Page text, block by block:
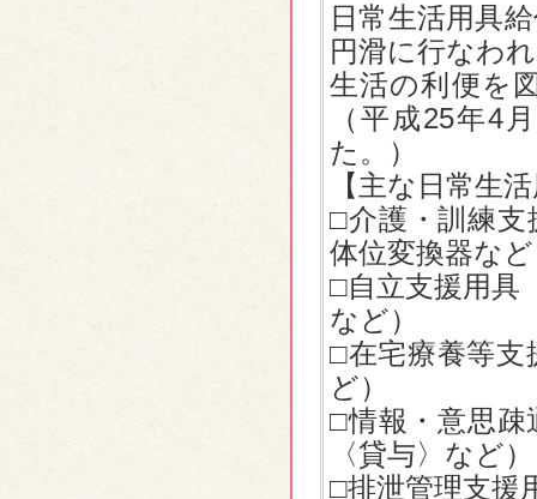
日常生活用具
円滑に行なわ
生活の利便を
（平成25年4
た。）
【主な日常生
□介護・訓練支
体位変換器な
□自立支援用具
など）
□在宅療養等支
ど）
□情報・意思疎
〈貸与〉など）
□排泄管理支援